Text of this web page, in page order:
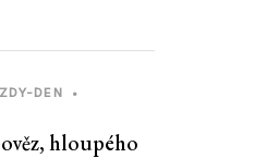
DEN
•
hloupého